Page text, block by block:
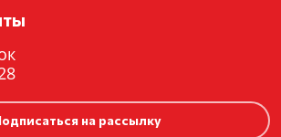
на рассылку